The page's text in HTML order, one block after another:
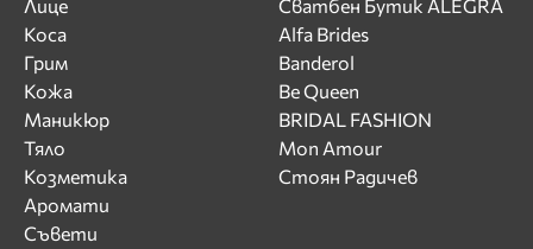
Лице
Коса
Грим
Кожа
Маникюр
Тяло
Козметика
Аромати
Съвети
Сватбен Бутик ALEGRA
Alfa Brides
Banderol
Be Queen
BRIDAL FASHION
Mon Amour
Стоян Радичев